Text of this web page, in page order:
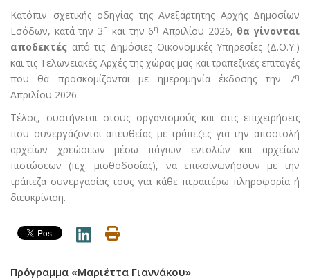
Κατόπιν σχετικής οδηγίας της Ανεξάρτητης Αρχής Δημοσίων
Εσόδων, κατά την 3η και την 6η Απριλίου 2026, θα γίνονται
αποδεκτές από τις Δημόσιες Οικονομικές Υπηρεσίες (Δ.Ο.Υ.)
και τις Τελωνειακές Αρχές της χώρας μας και τραπεζικές επιταγές
που θα προσκομίζονται με ημερομηνία έκδοσης την 7η
Απριλίου 2026.
Τέλος, συστήνεται στους οργανισμούς και στις επιχειρήσεις
που συνεργάζονται απευθείας με τράπεζες για την αποστολή
αρχείων χρεώσεων μέσω πάγιων εντολών και αρχείων
πιστώσεων (π.χ. μισθοδοσίας), να επικοινωνήσουν με την
τράπεζα συνεργασίας τους για κάθε περαιτέρω πληροφορία ή
διευκρίνιση.
Πρόγραμμα «Μαριέττα Γιαννάκου»